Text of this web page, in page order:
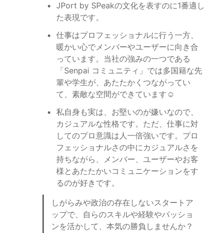
JPort by SPeakの文化を表すのに1番適し
た表現です。
仕事はプロフェッショナルに行う一方、
暖かい心でメンバーやユーザーに向き合
っています。当社の強みの一つである
「Senpai コミュニティ」では多国籍な先
輩や学生が、あたたかくつながってい
て、素敵な空間ができています☺️
私自身も実は、お堅いのが嫌いなので、
カジュアルな性格です。ただ、仕事に対
してのプロ意識は人一倍強いです。プロ
フェッショナルさの中にカジュアルさを
持ちながら、メンバー、ユーザーやお客
様とあたたかいコミュニケーションをす
るのが好きです。
しがらみや政治の存在しないスタートア
ップで、自らのスキルや経験やパッショ
ンを活かして、本気の勝負しませんか？